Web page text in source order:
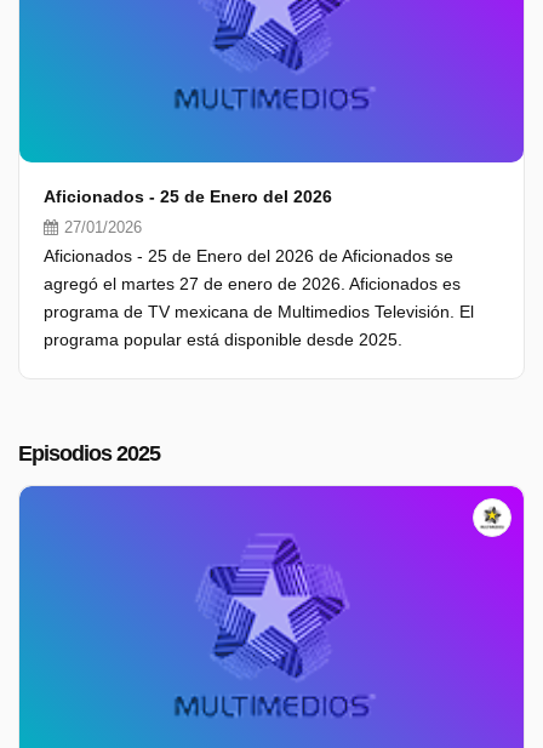
Aficionados - 25 de Enero del 2026
27/01/2026
Aficionados - 25 de Enero del 2026 de Aficionados se
agregó el martes 27 de enero de 2026. Aficionados es
programa de TV mexicana de Multimedios Televisión. El
programa popular está disponible desde 2025.
Episodios 2025